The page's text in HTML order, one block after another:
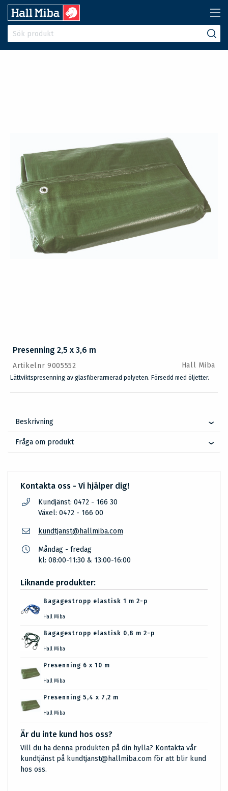
Presenning 2,5 x 3,6 m
Artikelnr 9005552 Hall Miba
Lättviktspresenning av glasfiberarmerad polyeten. Försedd med öljetter.
Beskrivning
Fråga om produkt
Kontakta oss - Vi hjälper dig!
Kundjänst: 0472 - 166 30
Växel: 0472 - 166 00
kundtjanst@hallmiba.com
Måndag - fredag
kl: 08:00-11:30 & 13:00-16:00
Liknande produkter:
Bagagestropp elastisk 1 m 2-p
Hall Miba
Bagagestropp elastisk 0,8 m 2-p
Hall Miba
Presenning 6 x 10 m
Hall Miba
Presenning 5,4 x 7,2 m
Hall Miba
Är du inte kund hos oss?
Vill du ha denna produkten på din hylla? Kontakta vår
kundtjänst på kundtjanst@hallmiba.com för att blir kund
hos oss.